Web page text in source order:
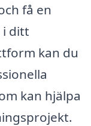
få en
i ditt
kan du
kan hjälpa